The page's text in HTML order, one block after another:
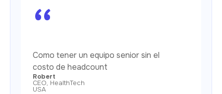
“
Como tener un equipo senior sin el
costo de headcount
Robert
CEO, HealthTech
USA